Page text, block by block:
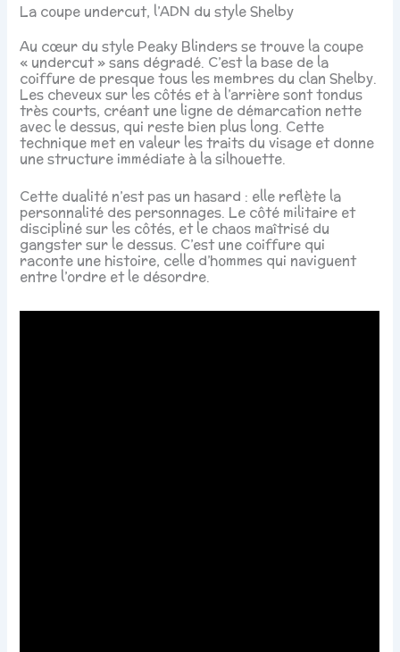
La coupe undercut, l’ADN du style Shelby
Au cœur du style Peaky Blinders se trouve la coupe
« undercut » sans dégradé. C’est la base de la
coiffure de presque tous les membres du clan Shelby.
Les cheveux sur les côtés et à l’arrière sont tondus
très courts, créant une ligne de démarcation nette
avec le dessus, qui reste bien plus long. Cette
technique met en valeur les traits du visage et donne
une structure immédiate à la silhouette.
Cette dualité n’est pas un hasard : elle reflète la
personnalité des personnages. Le côté militaire et
discipliné sur les côtés, et le chaos maîtrisé du
gangster sur le dessus. C’est une coiffure qui
raconte une histoire, celle d’hommes qui naviguent
entre l’ordre et le désordre.